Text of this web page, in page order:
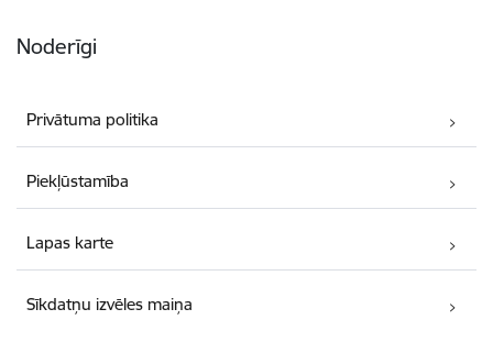
Noderīgi
Privātuma politika
Piekļūstamība
Lapas karte
Sīkdatņu izvēles maiņa